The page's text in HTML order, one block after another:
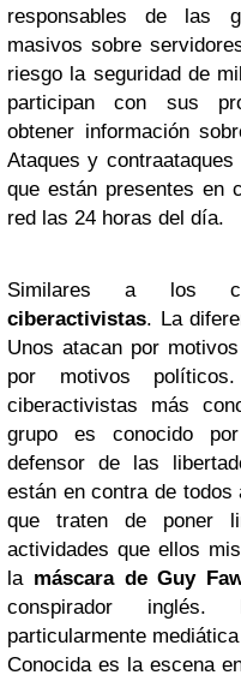
responsables de las
masivos sobre
riesgo la seguridad de
participan con sus
obtener información
Ataques y
que están presentes en
red las 24 horas del día.
Similares a los
ciberactivistas. La
Unos atacan por
por motivos
ciberactivistas más
grupo es conocido
defensor de las
están en contra de todos
que traten de poner
actividades que ellos
la máscara de Guy
conspirador
particularmente
Conocida es la escena